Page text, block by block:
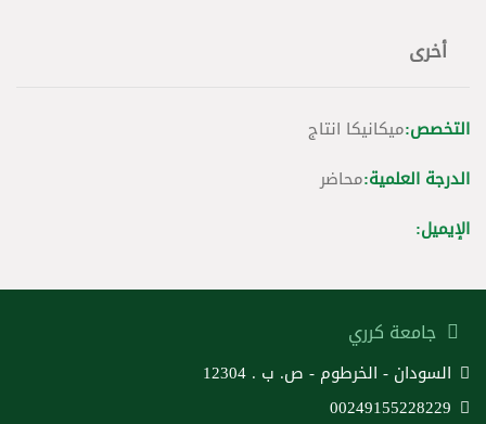
أخرى
التخصص:ميكانيكا انتاج
الدرجة العلمية:محاضر
الإيميل:
جامعة كرري
السودان - الخرطوم - ص. ب . 12304
00249155228229